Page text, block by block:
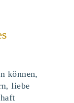
können,
liebe